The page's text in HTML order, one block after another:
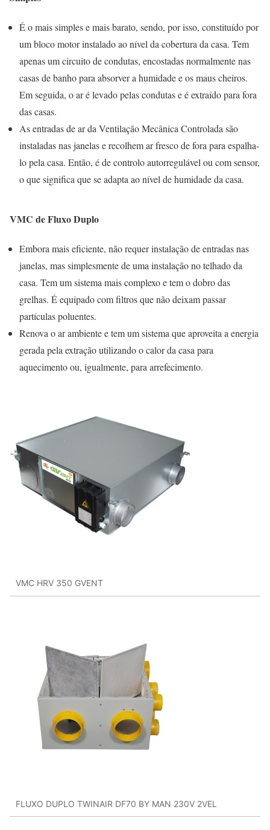
É o mais simples e mais barato, sendo, por isso, constituído por
um bloco motor instalado ao nível da cobertura da casa. Tem
apenas um circuito de condutas, encostadas normalmente nas
casas de banho para absorver a humidade e os maus cheiros.
Em seguida, o ar é levado pelas condutas e é extraído para fora
das casas.
As entradas de ar da Ventilação Mecânica Controlada são
instaladas nas janelas e recolhem ar fresco de fora para espalha-
lo pela casa. Então, é de controlo autorregulável ou com sensor,
o que significa que se adapta ao nível de humidade da casa.
VMC de Fluxo Duplo
Embora mais eficiente, não requer instalação de entradas nas
janelas, mas simplesmente de uma instalação no telhado da
casa. Tem um sistema mais complexo e tem o dobro das
grelhas. É equipado com filtros que não deixam passar
partículas poluentes.
Renova o ar ambiente e tem um sistema que aproveita a energia
gerada pela extração utilizando o calor da casa para
aquecimento ou, igualmente, para arrefecimento.
VMC HRV 350 GVENT
FLUXO DUPLO TWINAIR DF70 BY MAN 230V 2VEL